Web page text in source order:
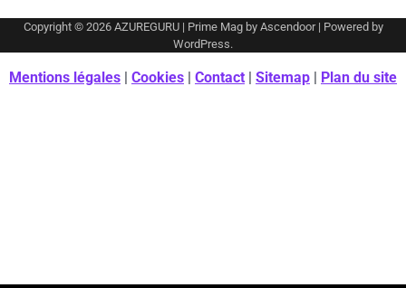
Copyright © 2026 AZUREGURU| Prime Mag by Ascendoor| Powered by
WordPress.
Mentions légales Cookies Contact Sitemap Plan du site